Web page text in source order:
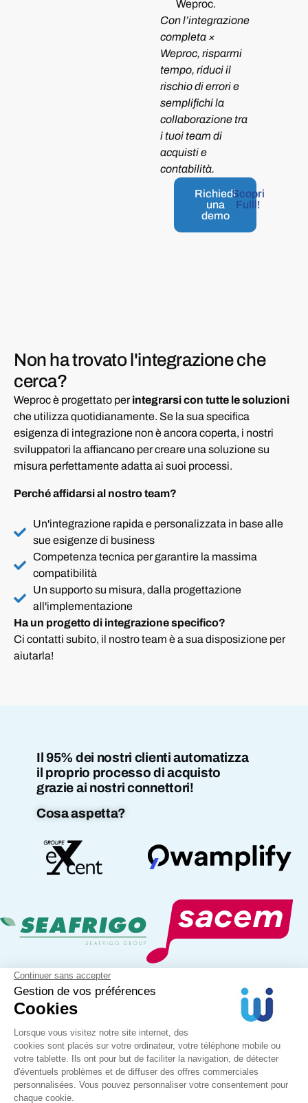
Weproc.
Con l’integrazione
completa ×
Weproc, risparmi
tempo, riduci il
rischio di errori e
semplifichi la
collaborazione tra
i tuoi team di
acquisti e
contabilità.
Richiedi
una
demo
Scopri
Fulll!
Non ha trovato l'integrazioneche
cerca?
Weproc è progettato perintegrarsi con tutte le soluzioni
che utilizza quotidianamente. Se la sua specifica
esigenza di integrazione non è ancora coperta, i nostri
sviluppatori la affiancano per creare una soluzione su
misura perfettamente adatta ai suoi processi.
Perché affidarsi al nostro team?
Un'integrazione rapida e personalizzata in base alle
sue esigenze di business
Competenza tecnica per garantire la massima
compatibilità
Un supporto su misura, dalla progettazione
all'implementazione
Ha un progetto di integrazione specifico?
Ci contatti subito, il nostro team è a sua disposizione per
aiutarla!
Il 95% dei nostri clienti automatizza
il proprio processo di acquisto
grazie ai nostri connettori!
Cosa aspetta?